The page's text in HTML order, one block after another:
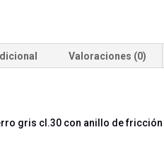
Valoraciones (0)
gris cl.30 con anillo de fricción